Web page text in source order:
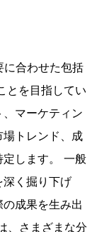
合わせた包括
とを目指してい
マーケティン
トレンド、成
します。 一般
く掘り下げ
成果を生み出
、さまざまな分